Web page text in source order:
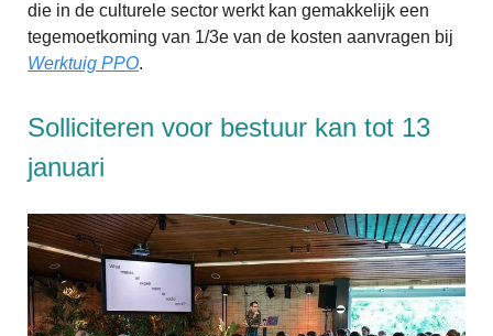
die in de culturele sector werkt kan gemakkelijk een
tegemoetkoming van 1/3e van de kosten aanvragen bij
Werktuig PPO.
Solliciteren voor bestuur kan tot 13
januari